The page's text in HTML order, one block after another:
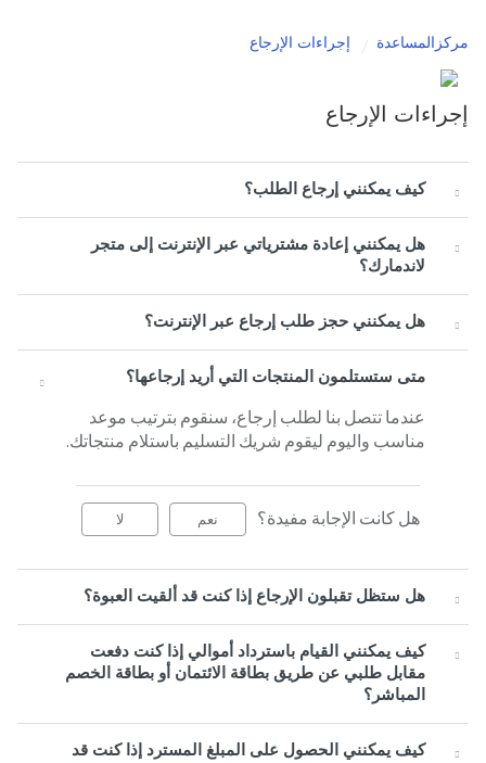
مركزالمساعدة إجراءات الإرجاع
إجراءات الإرجاع
كيف يمكنني إرجاع الطلب؟
هل يمكنني إعادة مشترياتي عبر الإنترنت إلى متجر
لاندمارك؟
هل يمكنني حجز طلب إرجاع عبر الإنترنت؟
متى ستستلمون المنتجات التي أريد إرجاعها؟
عندما تتصل بنا لطلب إرجاع، سنقوم بترتيب موعد
مناسب واليوم ليقوم شريك التسليم باستلام منتجاتك.
هل كانت الإجابة مفيدة؟ نعم لا
هل ستظل تقبلون الإرجاع إذا كنت قد ألقيت العبوة؟
كيف يمكنني القيام باسترداد أموالي إذا كنت دفعت
مقابل طلبي عن طريق بطاقة الائتمان أو بطاقة الخصم
المباشر؟
كيف يمكنني الحصول على المبلغ المسترد إذا كنت قد